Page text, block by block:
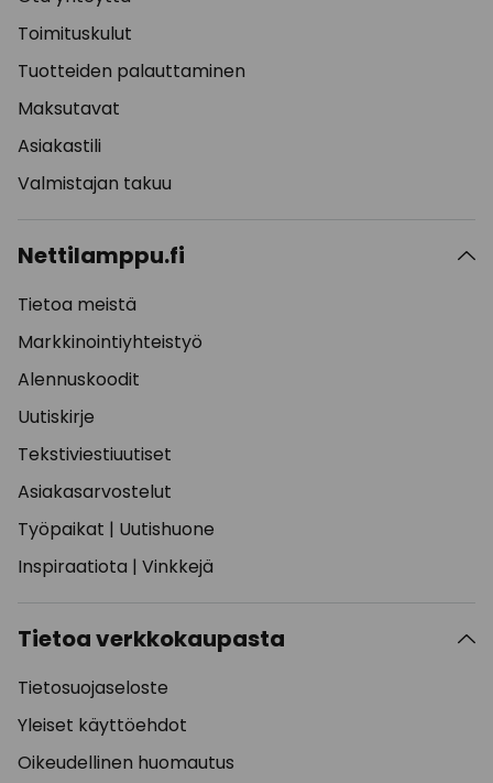
Toimituskulut
Tuotteiden palauttaminen
Maksutavat
Asiakastili
Valmistajan takuu
Nettilamppu.fi
Tietoa meistä
Markkinointiyhteistyö
Alennuskoodit
Uutiskirje
Tekstiviestiuutiset
Asiakasarvostelut
Työpaikat | Uutishuone
Inspiraatiota | Vinkkejä
Tietoa verkkokaupasta
Tietosuojaseloste
Yleiset käyttöehdot
Oikeudellinen huomautus